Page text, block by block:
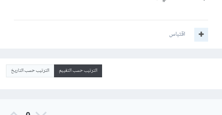
اقتباس
الترتيب حسب التقييم الترتيب حسب التاريخ